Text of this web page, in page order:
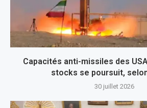
Capacités anti-missiles des
stocks se poursuit,
30 juillet 2026